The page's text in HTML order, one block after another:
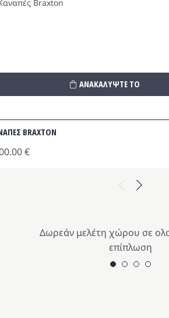
Previous
BRAXTON
€
ΑΝΑΚΑΛΥΨΤΕ ΤΟ
Next
Δωρεάν μελέτη χώρου σε
επίπλωση